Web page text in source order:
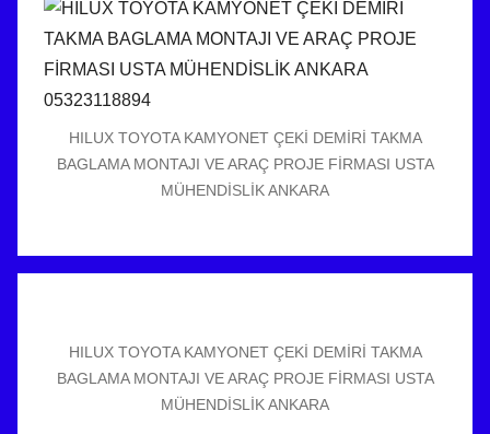
HILUX TOYOTA KAMYONET ÇEKİ DEMİRİ TAKMA
BAGLAMA MONTAJI VE ARAÇ PROJE FİRMASI USTA
MÜHENDİSLİK ANKARA
HILUX TOYOTA KAMYONET ÇEKİ DEMİRİ TAKMA
BAGLAMA MONTAJI VE ARAÇ PROJE FİRMASI USTA
MÜHENDİSLİK ANKARA